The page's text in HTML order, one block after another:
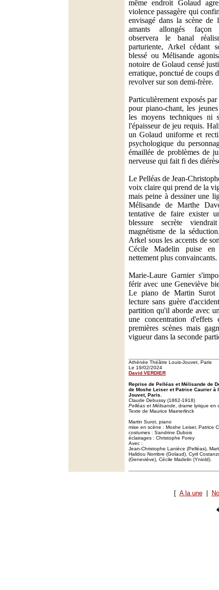
même endroit Golaud
violence passagère qui
envisagé dans la scène
amants allongés façon
observera le banal
parturiente, Arkel cédant
blessé ou Mélisande
notoire de Golaud censé
erratique, ponctué de coups
revolver sur son demi-frère.
Particulièrement exposés
pour piano-chant, les
les moyens techniques ni
l'épaisseur de jeu requis.
un Golaud uniforme et
psychologique du
émaillée de problèmes de
nerveuse qui fait fi des
Le Pelléas de Jean-
voix claire qui prend de la
mais peine à dessiner une
Mélisande de Marthe
tentative de faire exister
blessure secrète
magnétisme de la
Arkel sous les accents de
Cécile Madelin puise
nettement plus convaincants.
Marie-Laure Garnier
férir avec une Geneviève
Le piano de Martin Surot
lecture sans guère
partition qu'il aborde avec
une concentration d'effets
premières scènes mais
vigueur dans la seconde
Athénée Théâtre Louis-Jouvet, Paris
Le 19/02/2024
David VERDIER
Reprise de Pelléas et Mélisande de
de Moshe Leiser et Patrice Caurier à
Jouvet, Paris.
Claude Debussy (1862-1918)
Pelléas et Mélisande , drame lyrique
Texte de Maurice Maeterlinck
Martin Surot, piano
mise en scène : Moshe Leiser, Patrice
costumes : Sandrine Dubois
éclairages : Christophe Forey
Avec :
Jean-Christophe Lanièce (Pelléas),
Halidou Nombre (Golaud), Cyril
(Geneviève), Cécile Madelin (Yniold).
[ A la une|